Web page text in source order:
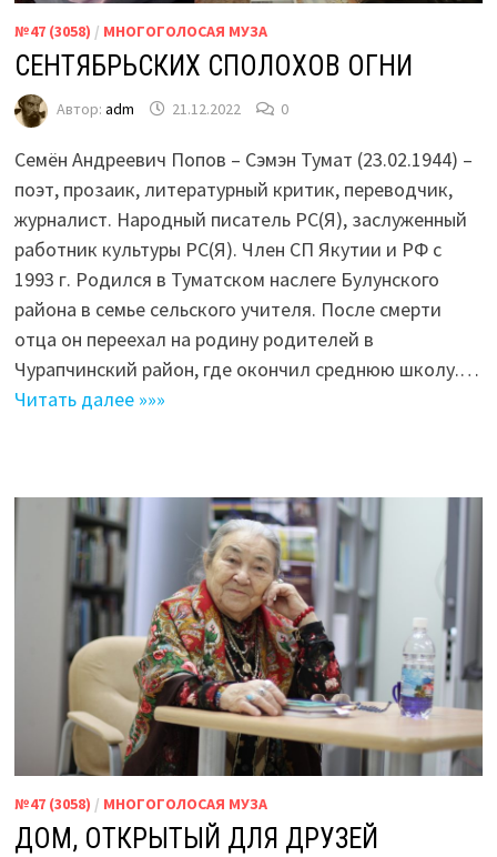
№47 (3058) / МНОГОГОЛОСАЯ МУЗА
СЕНТЯБРЬСКИХ СПОЛОХОВ ОГНИ
Автор: adm 21.12.2022 0
Семён Андреевич Попов – Сэмэн Тумат (23.02.1944) –
поэт, прозаик, литературный критик, переводчик,
журналист. Народный писатель РС(Я), заслуженный
работник культуры РС(Я). Член СП Якутии и РФ с
1993 г. Родился в Туматском наслеге Булунского
района в семье сельского учителя. После смерти
отца он переехал на родину родителей в
Чурапчинский район, где окончил среднюю школу.…
Читать далее »»»
№47 (3058) / МНОГОГОЛОСАЯ МУЗА
ДОМ, ОТКРЫТЫЙ ДЛЯ ДРУЗЕЙ